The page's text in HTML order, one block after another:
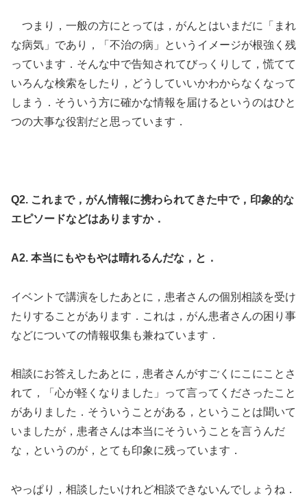
つまり，一般の方にとっては，がんとはいまだに「まれ
な病気」であり，「不治の病」というイメージが根強く残
っています．そんな中で告知されてびっくりして，慌てて
いろんな検索をしたり，どうしていいかわからなくなって
しまう．そういう方に確かな情報を届けるというのはひと
つの大事な役割だと思っています．
Q2. これまで，がん情報に携わられてきた中で，印象的な
エピソードなどはありますか．
A2. 本当にもやもやは晴れるんだな，と．
イベントで講演をしたあとに，患者さんの個別相談を受け
たりすることがあります．これは，がん患者さんの困り事
などについての情報収集も兼ねています．
相談にお答えしたあとに，患者さんがすごくにこにことさ
れて，「心が軽くなりました」って言ってくださったこと
がありました．そういうことがある，ということは聞いて
いましたが，患者さんは本当にそういうことを言うんだ
な，というのが，とても印象に残っています．
やっぱり，相談したいけれど相談できないんでしょうね．